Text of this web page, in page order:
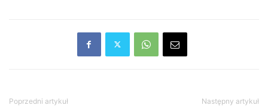
Poprzedni artykuł Następny artykuł